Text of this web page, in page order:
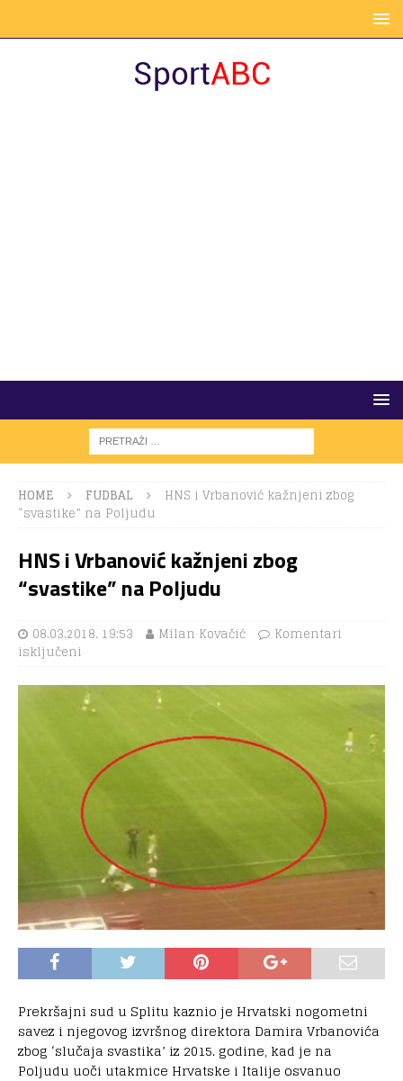
HOME FUDBAL
HNS i Vrbanović kažnjeni zbog
“svastike” na Poljudu
HNS i Vrbanović kažnjeni zbog
“svastike” na Poljudu
08.03.2018. 19:53 Milan Kovačić
Komentari
isključeni
Prekršajni sud u Splitu kaznio je Hrvatski nogometni
savez i njegovog izvršnog direktora Damira Vrbanovića
zbog ‘slučaja svastika’ iz 2015. godine, kad je na
Poljudu uoči utakmice Hrvatske i Italije osvanuo